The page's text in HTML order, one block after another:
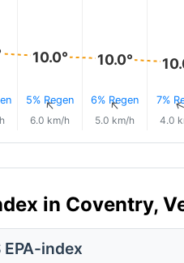
10.0°
5% Regen
↑
6.0 km/h
10.0°
6% Regen
↑
5.0 km/h
7%
4.0
in Coventry,
EPA-index